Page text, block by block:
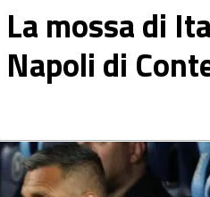
La mossa di
Napoli di